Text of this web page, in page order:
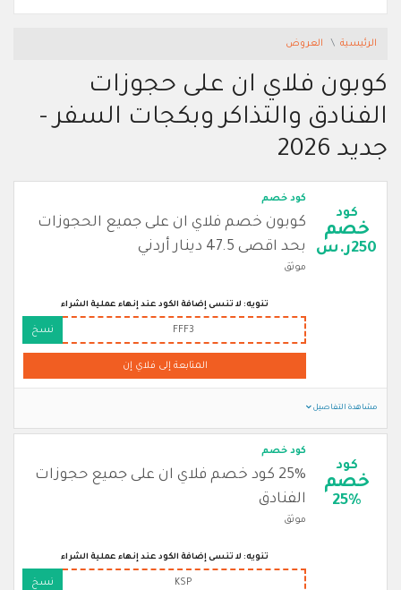
الرئيسية العروض
كوبون فلاي ان على حجوزات
الفنادق والتذاكر وبكجات السفر -
جديد 2026
كود
خصم
250ر.س
كود خصم
كوبون خصم فلاي ان على جميع الحجوزات
بحد اقصى 47.5 دينار أردني
موثق
تنويه: لا تنسى إضافة الكود عند إنهاء عملية الشراء
FFF3 نسخ
المتابعة إلى فلاي إن
مشاهدة التفاصيل
كود
خصم
25%
كود خصم
25% كود خصم فلاي ان على جميع حجوزات
الفنادق
موثق
تنويه: لا تنسى إضافة الكود عند إنهاء عملية الشراء
KSP نسخ